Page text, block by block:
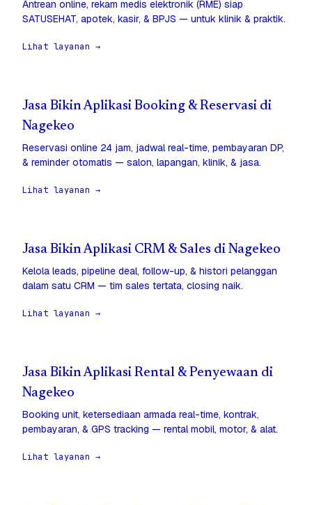
Antrean online, rekam medis elektronik (RME) siap
SATUSEHAT, apotek, kasir, & BPJS — untuk klinik & praktik.
Lihat layanan →
Jasa Bikin Aplikasi Booking & Reservasi di
Nagekeo
Reservasi online 24 jam, jadwal real-time, pembayaran DP,
& reminder otomatis — salon, lapangan, klinik, & jasa.
Lihat layanan →
Jasa Bikin Aplikasi CRM & Sales di Nagekeo
Kelola leads, pipeline deal, follow-up, & histori pelanggan
dalam satu CRM — tim sales tertata, closing naik.
Lihat layanan →
Jasa Bikin Aplikasi Rental & Penyewaan di
Nagekeo
Booking unit, ketersediaan armada real-time, kontrak,
pembayaran, & GPS tracking — rental mobil, motor, & alat.
Lihat layanan →